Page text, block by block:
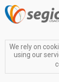
We rely on
using our